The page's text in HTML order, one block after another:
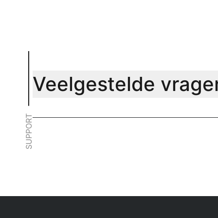
SUPPORT
Veelgestelde